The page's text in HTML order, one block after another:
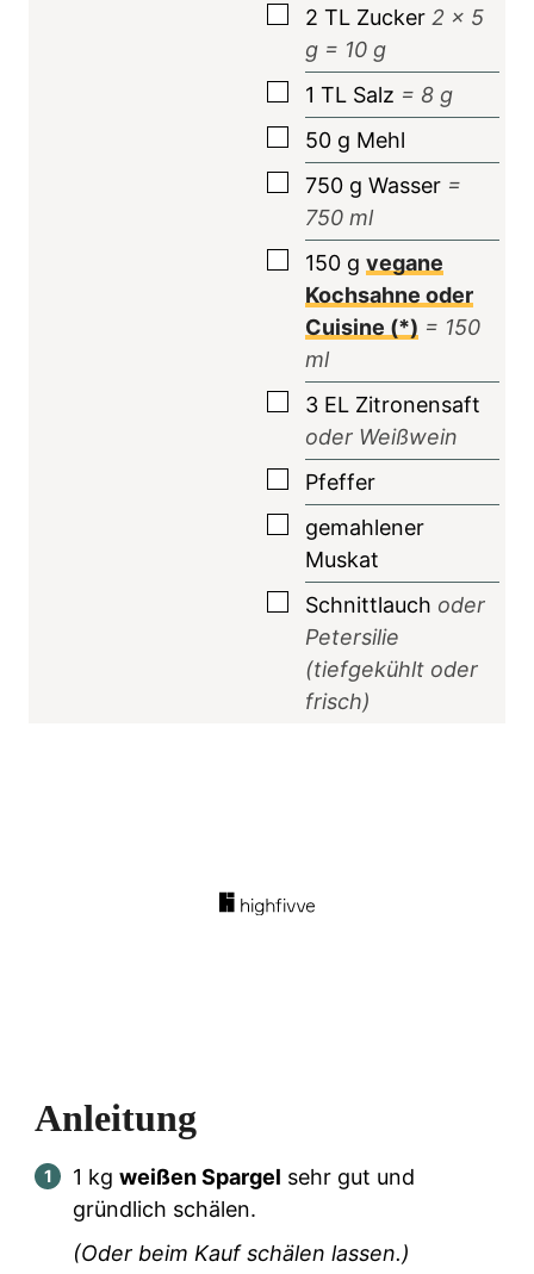
▢
2 TL Zucker 2 x 5
g = 10 g
▢
1 TL Salz = 8 g
▢
50 g Mehl
▢
750 g Wasser =
750 ml
▢
150 g vegane
Kochsahne oder
Cuisine (*) = 150
ml
▢
3 EL Zitronensaft
oder Weißwein
▢
Pfeffer
▢
gemahlener
Muskat
▢
Schnittlauch oder
Petersilie
(tiefgekühlt oder
frisch)
Anleitung
1 kg weißen Spargel sehr gut und
gründlich schälen.
(Oder beim Kauf schälen lassen.)